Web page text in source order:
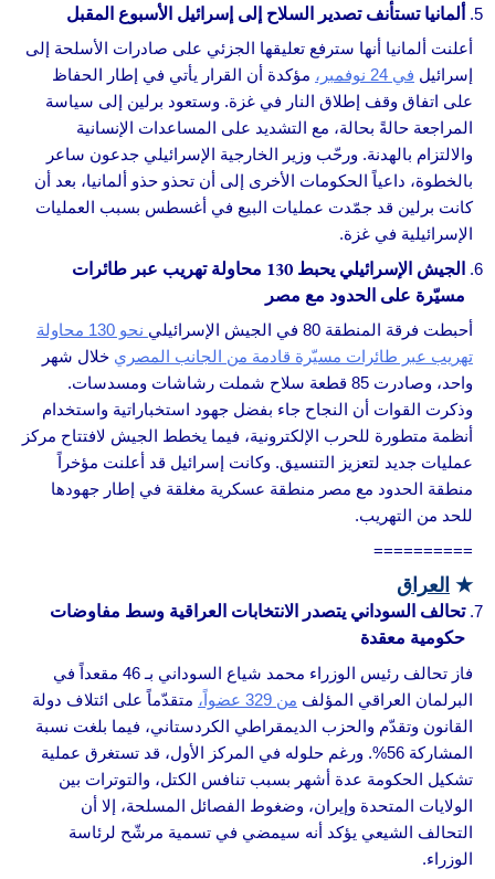
ألمانيا تستأنف تصدير السلاح إلى إسرائيل الأسبوع المقبل
أعلنت ألمانيا أنها سترفع تعليقها الجزئي على صادرات الأسلحة إلى
إسرائيل في 24 نوفمبر،
مؤكدة أن القرار يأتي في إطار الحفاظ
على اتفاق وقف إطلاق النار في غزة. وستعود برلين إلى سياسة
المراجعة حالةً بحالة، مع التشديد على المساعدات الإنسانية
والالتزام بالهدنة. ورحّب وزير الخارجية الإسرائيلي جدعون ساعر
بالخطوة، داعياً الحكومات الأخرى إلى أن تحذو حذو ألمانيا، بعد أن
كانت برلين قد جمّدت عمليات البيع في أغسطس بسبب العمليات
الإسرائيلية في غزة.
الجيش الإسرائيلي يحبط 130 محاولة تهريب عبر طائرات
مسيّرة على الحدود مع مصر
أحبطت فرقة المنطقة 80 في الجيش الإسرائيلي
نحو 130 محاولة
تهريب عبر طائرات مسيّرة قادمة من الجانب المصري خلال شهر
واحد، وصادرت 85 قطعة سلاح شملت رشاشات ومسدسات.
وذكرت القوات أن النجاح جاء بفضل جهود استخباراتية واستخدام
أنظمة متطورة للحرب الإلكترونية، فيما يخطط الجيش لافتتاح مركز
عمليات جديد لتعزيز التنسيق. وكانت إسرائيل قد أعلنت مؤخراً
منطقة الحدود مع مصر منطقة عسكرية مغلقة في إطار جهودها
للحد من التهريب.
==========
★ العراق
تحالف السوداني يتصدر الانتخابات العراقية وسط مفاوضات
حكومية معقدة
فاز تحالف رئيس الوزراء محمد شياع السوداني بـ 46 مقعداً في
البرلمان العراقي المؤلف من 329 عضواً،
متقدّماً على ائتلاف دولة
القانون وتقدّم والحزب الديمقراطي الكردستاني، فيما بلغت نسبة
المشاركة 56%. ورغم حلوله في المركز الأول، قد تستغرق عملية
تشكيل الحكومة عدة أشهر بسبب تنافس الكتل، والتوترات بين
الولايات المتحدة وإيران، وضغوط الفصائل المسلحة، إلا أن
التحالف الشيعي يؤكد أنه سيمضي في تسمية مرشّح لرئاسة
الوزراء.